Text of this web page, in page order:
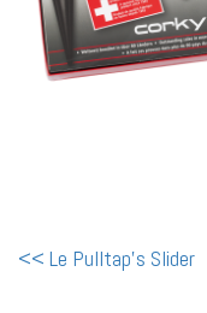
<< Le Pulltap's Slider